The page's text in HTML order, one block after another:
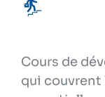
Cours de
qui couvrent